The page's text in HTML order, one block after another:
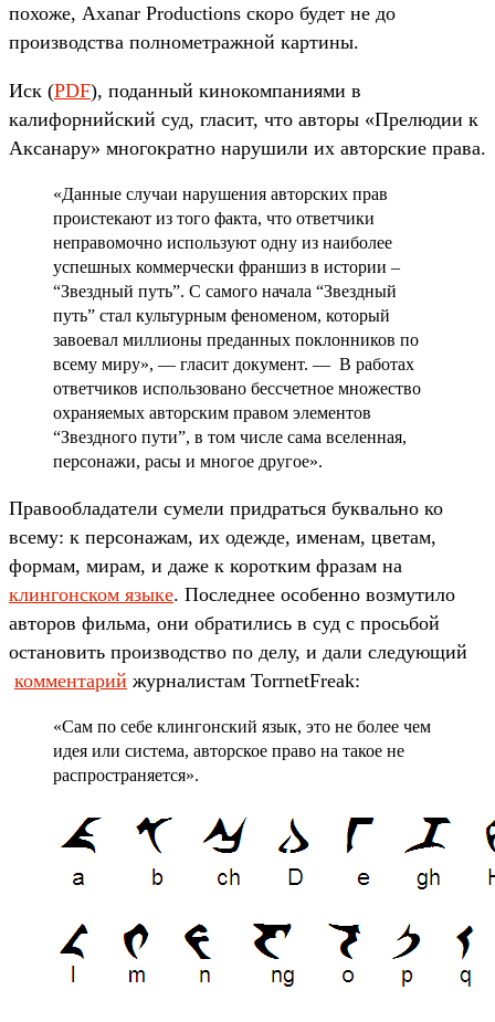
похоже, Axanar Productions скоро будет не до
производства полнометражной картины.
Иск (PDF), поданный кинокомпаниями в
калифорнийский суд, гласит, что авторы «Прелюдии к
Аксанару» многократно нарушили их авторские права.
«Данные случаи нарушения авторских прав
проистекают из того факта, что ответчики
неправомочно используют одну из наиболее
успешных коммерчески франшиз в истории –
“Звездный путь”. С самого начала “Звездный
путь” стал культурным феноменом, который
завоевал миллионы преданных поклонников по
всему миру», — гласит документ. — В работах
ответчиков использовано бессчетное множество
охраняемых авторским правом элементов
“Звездного пути”, в том числе сама вселенная,
персонажи, расы и многое другое».
Правообладатели сумели придраться буквально ко
всему: к персонажам, их одежде, именам, цветам,
формам, мирам, и даже к коротким фразам на
клингонском языке. Последнее особенно возмутило
авторов фильма, они обратились в суд с просьбой
остановить производство по делу, и дали следующий
комментарий журналистам TorrnetFreak:
«Сам по себе клингонский язык, это не более чем
идея или система, авторское право на такое не
распространяется».